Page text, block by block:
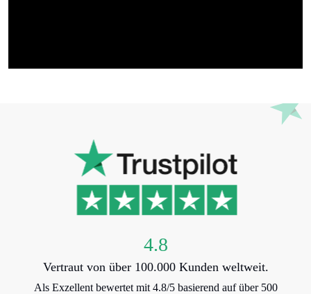
4.8
Vertraut von über 100.000 Kunden weltweit.
Als Exzellent bewertet mit 4.8/5 basierend auf über 500